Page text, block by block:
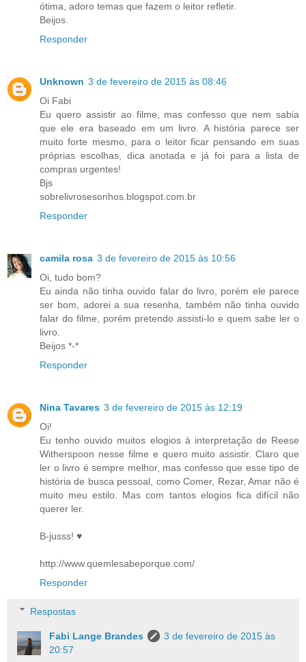
ótima, adoro temas que fazem o leitor refletir.
Beijos.
Responder
Unknown 3 de fevereiro de 2015 às 08:46
Oi Fabi
Eu quero assistir ao filme, mas confesso que nem sabia
que ele era baseado em um livro. A história parece ser
muito forte mesmo, para o leitor ficar pensando em suas
próprias escolhas, dica anotada e já foi para a lista de
compras urgentes!
Bjs
sobrelivrosesonhos.blogspot.com.br
Responder
camila rosa 3 de fevereiro de 2015 às 10:56
Oi, tudo bom?
Eu ainda não tinha ouvido falar do livro, porém ele parece
ser bom, adorei a sua resenha, também não tinha ouvido
falar do filme, porém pretendo assisti-lo e quem sabe ler o
livro.
Beijos *-*
Responder
Nina Tavares 3 de fevereiro de 2015 às 12:19
Oi!
Eu tenho ouvido muitos elogios à interpretação de Reese
Witherspoon nesse filme e quero muito assistir. Claro que
ler o livro é sempre melhor, mas confesso que esse tipo de
história de busca pessoal, como Comer, Rezar, Amar não é
muito meu estilo. Mas com tantos elogios fica difícil não
querer ler.
B-jusss! ♥
http://www.quemlesabeporque.com/
Responder
Respostas
Fabi Lange Brandes
3 de fevereiro de 2015 às
20:57